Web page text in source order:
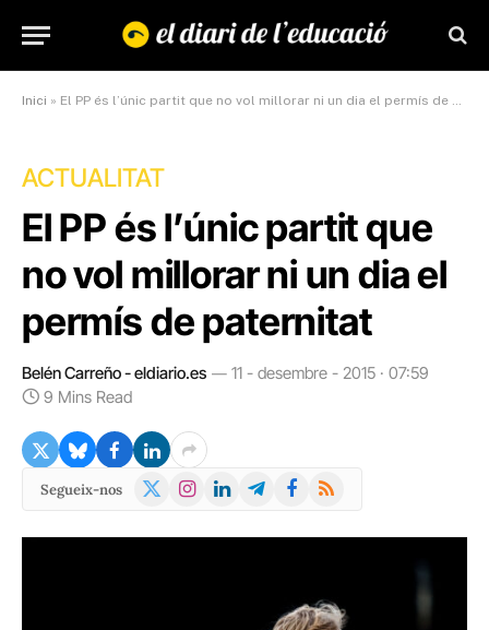
Inici » El PP és l’únic partit que no vol millorar ni un dia el permís de paternitat
ACTUALITAT
El PP és l’únic partit que
no vol millorar ni un dia el
permís de paternitat
Belén Carreño - eldiario.es
11 - desembre - 2015 · 07:59
9 Mins Read
Segueix-nos
X
Instagram
LinkedInTelegramFacebook
RSS